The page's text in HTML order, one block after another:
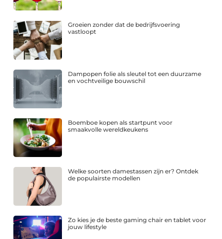
Groeien zonder dat de bedrijfsvoering
vastloopt
Dampopen folie als sleutel tot een duurzame
en vochtveilige bouwschil
Boemboe kopen als startpunt voor
smaakvolle wereldkeukens
Welke soorten damestassen zijn er? Ontdek
de populairste modellen
Zo kies je de beste gaming chair en tablet voor
jouw lifestyle